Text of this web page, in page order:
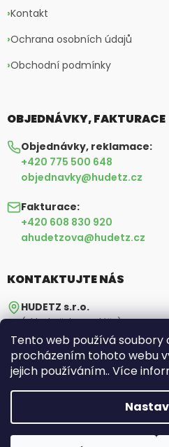
Tento web používá soubory
procházením tohoto webu
jejich používáním.. Více
Kontakt
Ochrana osobních údajů
Obchodní podmínky
OBJEDNÁVKY, FAKTURACE
Objednávky, reklamace:
+420 775 500 648
objednavky@hudetz.cz
Fakturace:
+420 608 830 920
ahudetzova@hudetz.cz
KONTAKTUJTE NÁS
HUDETZ s.r.o.
(sklad vč. kanceláře)
Červená Voda 101
561 61 Červená Voda